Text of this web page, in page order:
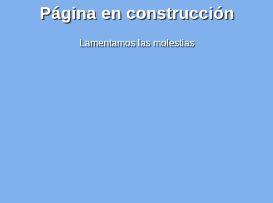
Página en construcción
Lamentamos las molestias